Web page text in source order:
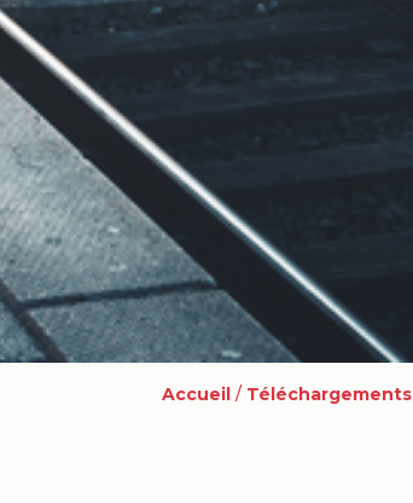
Accueil / Téléchargements